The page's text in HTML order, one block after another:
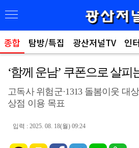
종합 탐방/특집 광산저널TV 인
‘함께 운남’ 쿠폰으로 살피
고독사 위험군·1313 돌봄이웃 대
상점 이용 목표
입력 : 2025. 08. 18(월) 09:24